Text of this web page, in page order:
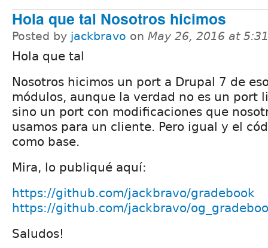
Hola que tal Nosotros hicimos
Posted by jackbravo on May 26, 2016 at
Hola que tal
Nosotros hicimos un port a Drupal 7 de
módulos, aunque la verdad no es un port
sino un port con modificaciones que
usamos para un cliente. Pero igual y el
como base.
Mira, lo publiqué aquí:
https://github.com/jackbravo/gradebook
https://github.com/jackbravo/
Saludos!